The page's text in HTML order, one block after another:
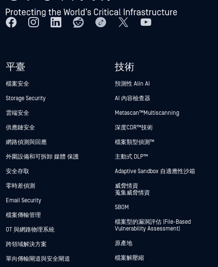
平臺
檔案安全
Storage Security
雲端安全
供應鏈安全
網路偵測與回應
外圍設備和可拆卸 媒體 保護
安全存取
零時差偵測
Email Security
檔案傳輸管理
OT 與網路物理系統
跨領域解決方案
單向傳輸閘道與安全閘道
技術
預測性 Alin AI
AI 內容檢查器
Metascan™ Multiscanning
深度CDR™技術
檔案類型偵測™
主動式 DLP™
Adaptive Sandbox 自適應性沙箱
威脅情資
蒐集威脅情資
SBOM
檔案型的漏洞評估 (File-Based
Vulnerability Assessment)
原產地
檔案解壓縮